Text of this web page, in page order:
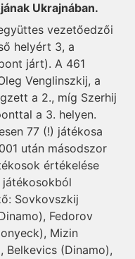
Ukrajnában.
vezetőedzői
helyért 3, a
járt). A 461
Venglinszkij, a
a 2., míg Szerhij
a 3. helyen.
77 (!) játékosa
után másodszor
értékelése
Sovkovszkij
Fedorov
Mizin
Belkevics (Dina­mo),